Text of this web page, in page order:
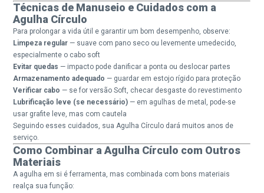
Técnicas de Manuseio e Cuidados com a
Agulha Círculo
Para prolongar a vida útil e garantir um bom desempenho, observe:
Limpeza regular — suave com pano seco ou levemente umedecido,
especialmente o cabo soft
Evitar quedas — impacto pode danificar a ponta ou deslocar partes
Armazenamento adequado — guardar em estojo rígido para proteção
Verificar cabo — se for versão Soft, checar desgaste do revestimento
Lubrificação leve (se necessário) — em agulhas de metal, pode-se
usar grafite leve, mas com cautela
Seguindo esses cuidados, sua Agulha Círculo dará muitos anos de
serviço.
Como Combinar a Agulha Círculo com Outros
Materiais
A agulha em si é ferramenta, mas combinada com bons materiais
realça sua função: